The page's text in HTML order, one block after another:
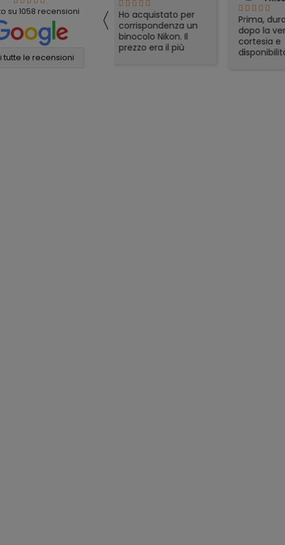
su1058 recensioni
tutte le recensioni
〈
Ho acquistato per
corrispondenza un
binocolo Nikon. Il
prezzo era il più
conveniente online
Prima, durante e
dopo la vendita
cortesia e
disponibilità
Ho
rimasta